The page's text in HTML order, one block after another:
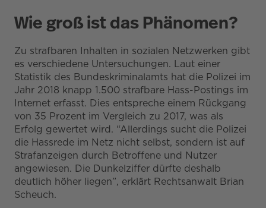
Wie groß ist das Phänomen?
Zu strafbaren Inhalten in sozialen Netzwerken gibt
es verschiedene Untersuchungen. Laut einer
Statistik des Bundeskriminalamts hat die Polizei im
Jahr 2018 knapp 1.500 strafbare Hass-Postings im
Internet erfasst. Dies entspreche einem Rückgang
von 35 Prozent im Vergleich zu 2017, was als
Erfolg gewertet wird. “Allerdings sucht die Polizei
die Hassrede im Netz nicht selbst, sondern ist auf
Strafanzeigen durch Betroffene und Nutzer
angewiesen. Die Dunkelziffer dürfte deshalb
deutlich höher liegen”, erklärt Rechtsanwalt Brian
Scheuch.